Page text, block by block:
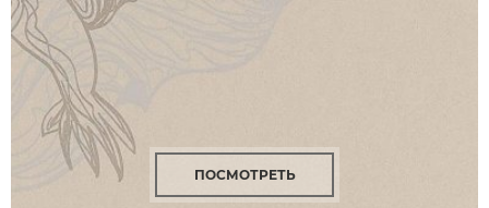
ПОСМОТРЕТЬ